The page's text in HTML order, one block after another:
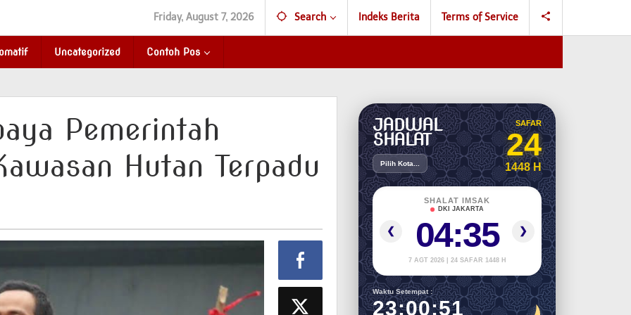
Friday, August 7, 2026 Search Indeks Berita Terms of Service
Uncategorized Contoh Pos
Pemerintah
Hutan Terpadu
JADWAL
SHALAT
Pilih Kota...
SAFAR
24
1448 H
❮
SHALAT IMSAK
DKI JAKARTA
04:35
7 AGT 2026 | 24 SAFAR 1448 H
❯
Waktu Setempat :
23:00:52